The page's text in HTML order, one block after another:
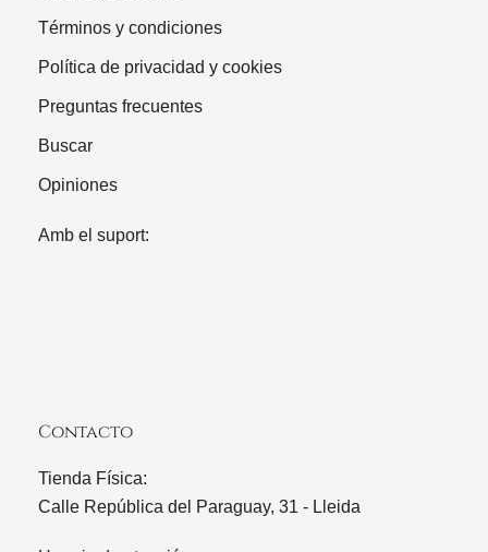
Términos y condiciones
Política de privacidad y cookies
Preguntas frecuentes
Buscar
Opiniones
Amb el suport:
Contacto
Tienda Física:
Calle República del Paraguay, 31 - Lleida